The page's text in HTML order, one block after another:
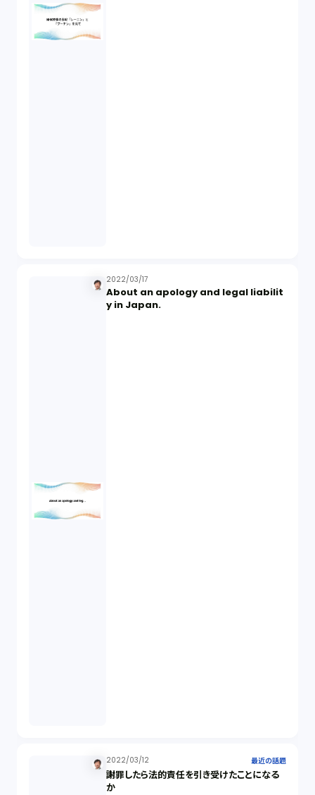
2022/03/17
About an apology and legal liabilit
y in Japan.
2022/03/12 最近の話題
謝罪したら法的責任を引き受けたことになる
か